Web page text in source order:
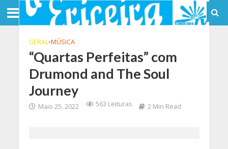
GERAL•MÚSICA
“Quartas Perfeitas” com
Drumond and The Soul
Journey
Maio 25, 2022 563 Leituras 2 Min Read